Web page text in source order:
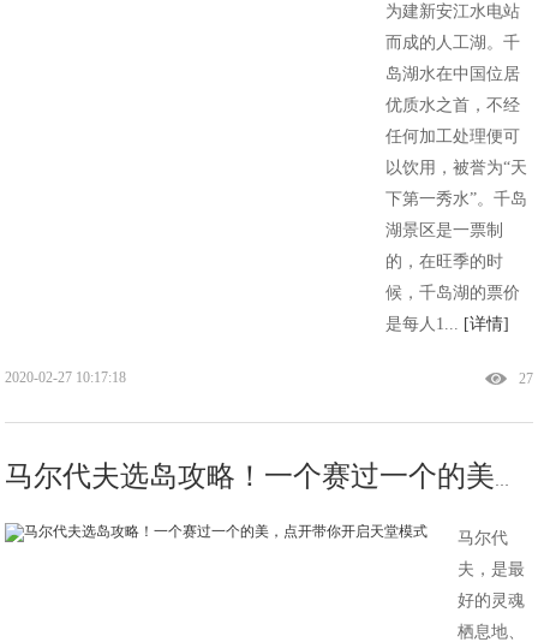
为建新安江水电站
而成的人工湖。千
岛湖水在中国位居
优质水之首，不经
任何加工处理便可
以饮用，被誉为“天
下第一秀水”。千岛
湖景区是一票制
的，在旺季的时
候，千岛湖的票价
是每人1... [详情]
27
2020-02-27 10:17:18
马尔代
夫，是最
好的灵魂
栖息地、